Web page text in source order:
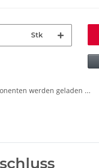
Stk
werden geladen ...